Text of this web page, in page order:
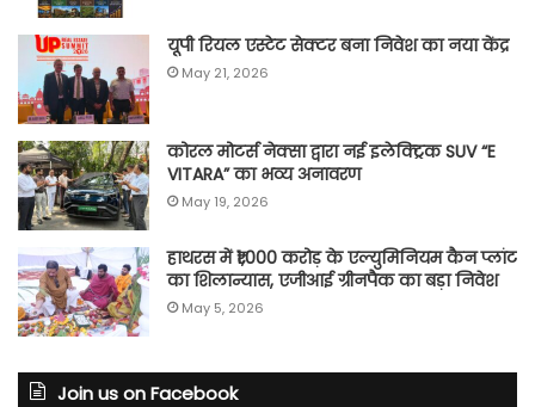
यूपी रियल एस्टेट सेक्टर बना निवेश का नया केंद्र
May 21, 2026
कोरल मोटर्स नेक्सा द्वारा नई इलेक्ट्रिक SUV “E
VITARA” का भव्य अनावरण
May 19, 2026
हाथरस में ₹1,000 करोड़ के एल्युमिनियम कैन प्लांट
का शिलान्यास, एजीआई ग्रीनपैक का बड़ा निवेश
May 5, 2026
Join us on Facebook